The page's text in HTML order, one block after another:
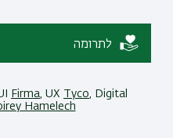
לתרומה
Firma, UX Tyco, Digital
Hamelech